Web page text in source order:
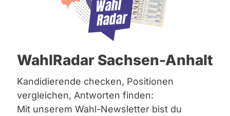
Bremen
Hamburg
Mecklenburg-Vorpommern
Nordrhein-Westfalen
Saarland
Sachsen
Sachsen-Anhalt
Schleswig-Holstein
WahlRadar Sachsen-Anhalt
Kandidierende checken, Positionen
vergleichen, Antworten finden:
Mit unserem Wahl-Newsletter bist du
weil
19.02.2011
Frage an Claudius Holler von
Bernd M.
bezüglich Gesellschaftspolitik, soziale
Gruppen
Sehr geehrter Herr Holler,